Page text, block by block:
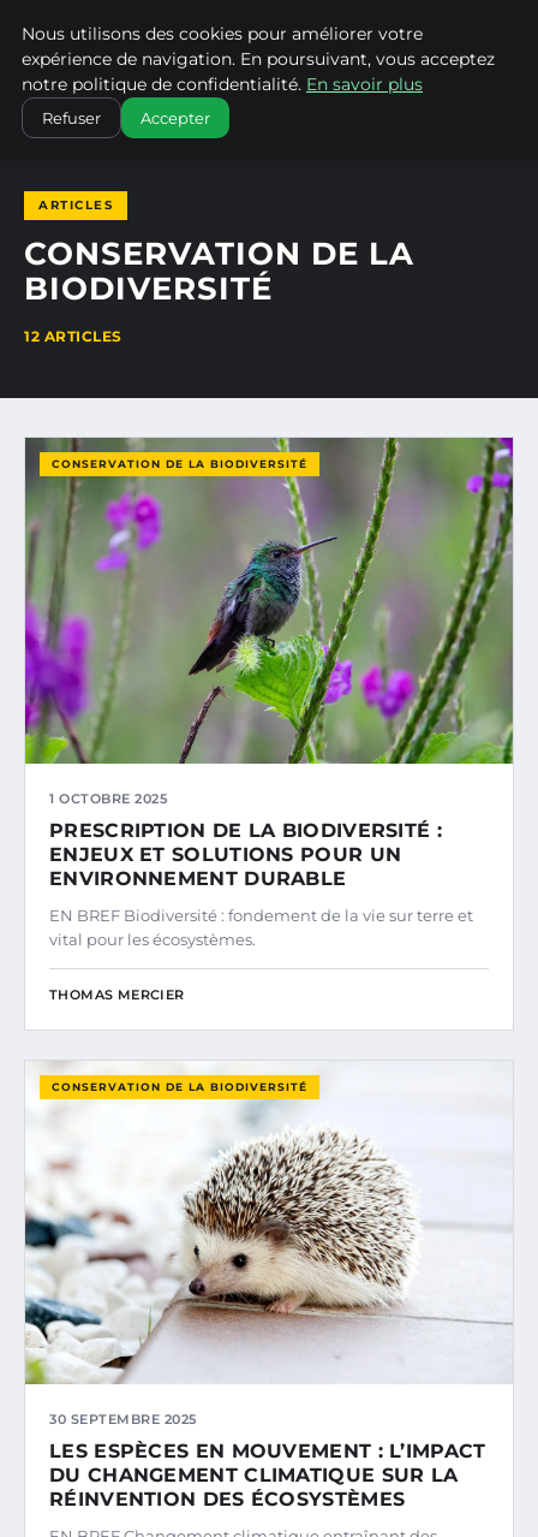
CLIMATECHANGENEBRASKA
ACCUEIL CONSERVATION DE LA BIODIVERSITÉ
ARTICLES
CONSERVATION DE LA
BIODIVERSITÉ
12 ARTICLES
CONSERVATION DE LA BIODIVERSITÉ
1 OCTOBRE 2025
PRESCRIPTION DE LA BIODIVERSITÉ :
ENJEUX ET SOLUTIONS POUR UN
ENVIRONNEMENT DURABLE
EN BREF Biodiversité : fondement de la vie sur terre et
vital pour les écosystèmes.
THOMAS MERCIER
CONSERVATION DE LA BIODIVERSITÉ
30 SEPTEMBRE 2025
LES ESPÈCES EN MOUVEMENT : L’IMPACT
DU CHANGEMENT CLIMATIQUE SUR LA
RÉINVENTION DES ÉCOSYSTÈMES
Nous utilisons des cookies pour améliorer votre
expérience de navigation. En poursuivant, vous acceptez
notre politique de confidentialité. En savoir plus
Refuser Accepter